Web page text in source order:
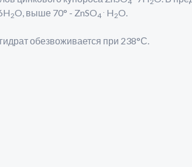
2O, выше 70° - ZnSO4 H 2O.
обезвоживается при 238°С.